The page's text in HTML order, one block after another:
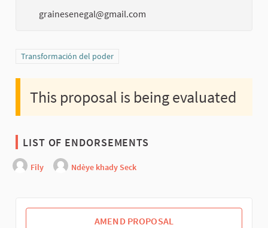
grainesenegal@gmail.com
Filter results for category: Transformación del poder
Transformación del poder
This proposal is being evaluated
LIST OF ENDORSEMENTS
Fily Ndèye khady Seck
AMEND PROPOSAL